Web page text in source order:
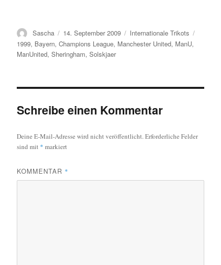
Autor
Sascha
Veröffentlicht
am
14. September 2009 Kategorien
Internationale Trikots
1999, Bayern,Champions League, Manchester United, ManU,
ManUnited,Sheringham,Solskjaer
Schreibe einen Kommentar
Deine E-Mail-Adresse wird nicht veröffentlicht.Erforderliche Felder
sind mit * markiert
KOMMENTAR *